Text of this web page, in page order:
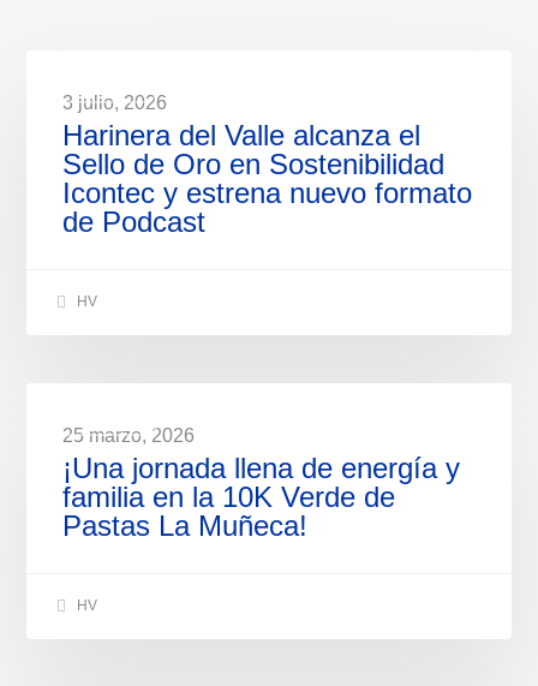
3 julio, 2026
Harinera del Valle alcanza el
Sello de Oro en Sostenibilidad
Icontec y estrena nuevo formato
de Podcast
HV
25 marzo, 2026
¡Una jornada llena de energía y
familia en la 10K Verde de
Pastas La Muñeca!
HV